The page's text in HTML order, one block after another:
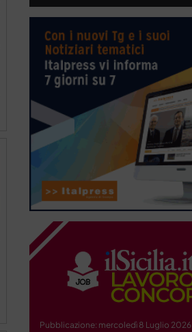
Pubblicazione: mercoledì 8 Luglio 2026